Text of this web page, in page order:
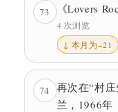
73 《Lovers
4 次浏览
↓ 本月为−21
74
再次在“村
兰，1966年